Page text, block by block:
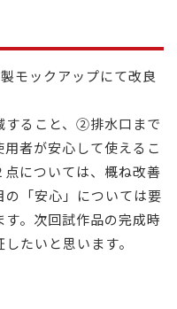
モックアップにて改良
ること、②排水口まで
者が安心して使えるこ
については、概ね改善
「安心」については要
。次回試作品の完成時
たいと思います。